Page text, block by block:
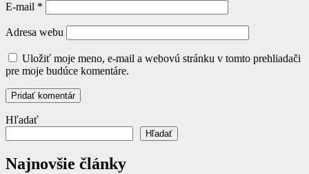
E-mail *
Adresa webu
Uložiť moje meno, e-mail a webovú stránku v tomto prehliadači
pre moje budúce komentáre.
Hľadať
Hľadať
Najnovšie články